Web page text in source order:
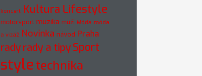
koncert Kultura Lifestyle
motorsport muzika muži Móda móda
a vizáž Novinka návod Praha
radyrady a tipySport
styletechnika